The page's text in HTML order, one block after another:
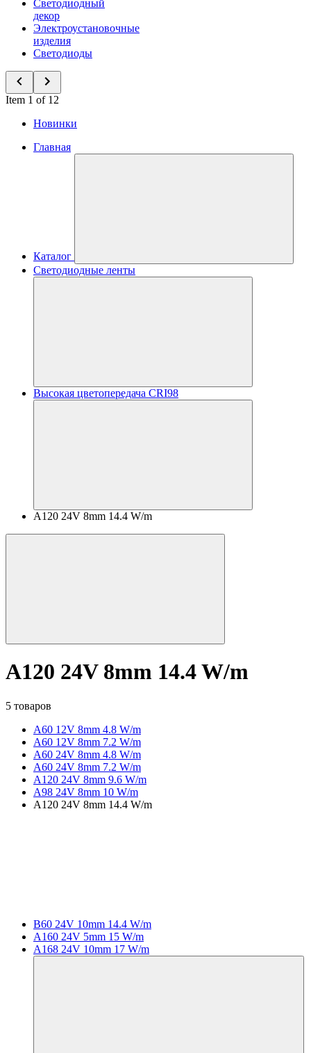
Светодиодный
декор
Электроустановочные
изделия
Светодиоды
Item 1 of 12
Новинки
Главная
Каталог
Светодиодные ленты
Высокая цветопередача CRI98
A120 24V 8mm 14.4 W/m
A120 24V 8mm 14.4 W/m
5 товаров
A60 12V 8mm 4.8 W/m
A60 12V 8mm 7.2 W/m
A60 24V 8mm 4.8 W/m
A60 24V 8mm 7.2 W/m
A120 24V 8mm 9.6 W/m
A98 24V 8mm 10 W/m
A120 24V 8mm 14.4 W/m
B60 24V 10mm 14.4 W/m
A160 24V 5mm 15 W/m
A168 24V 10mm 17 W/m